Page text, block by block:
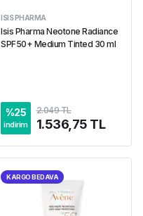
ISIS PHARMA
Isis Pharma Neotone Radiance
SPF50+ Medium Tinted 30 ml
%25
indirim
2.049 TL
1.536,75 TL
KARGO BEDAVA